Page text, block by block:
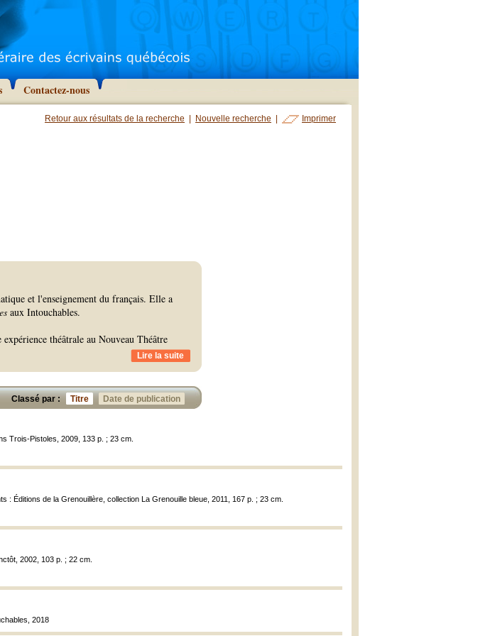
Contactez-nous
Retour aux résultats de la recherche Nouvelle recherche Imprimer
et l'enseignement du français. Elle a
aux Intouchables.
théâtrale au Nouveau Théâtre
Lire la suite
Classé par : Titre Date de publication
Trois-Pistoles, 2009, 133 p. ; 23 cm.
: Éditions de la Grenouillère, collection La Grenouille bleue, 2011, 167 p. ; 23 cm.
2002, 103 p. ; 22 cm.
2018